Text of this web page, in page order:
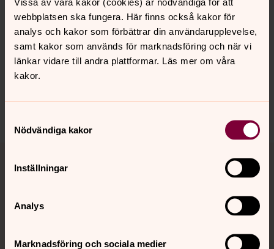
webbplatsen ska fungera. Här finns också kakor för
analys och kakor som förbättrar din användarupplevelse,
samt kakor som används för marknadsföring och när vi
länkar vidare till andra plattformar. Läs mer om våra
kakor.
Nödvändiga kakor
Inställningar
Analys
Marknadsföring och sociala medier
Senast ändrad 12 mars 2025
Synpunkter eller frågor på sidans
innehåll?
karlshamn.forsamling@svenskakyrkan.se
Kontakt